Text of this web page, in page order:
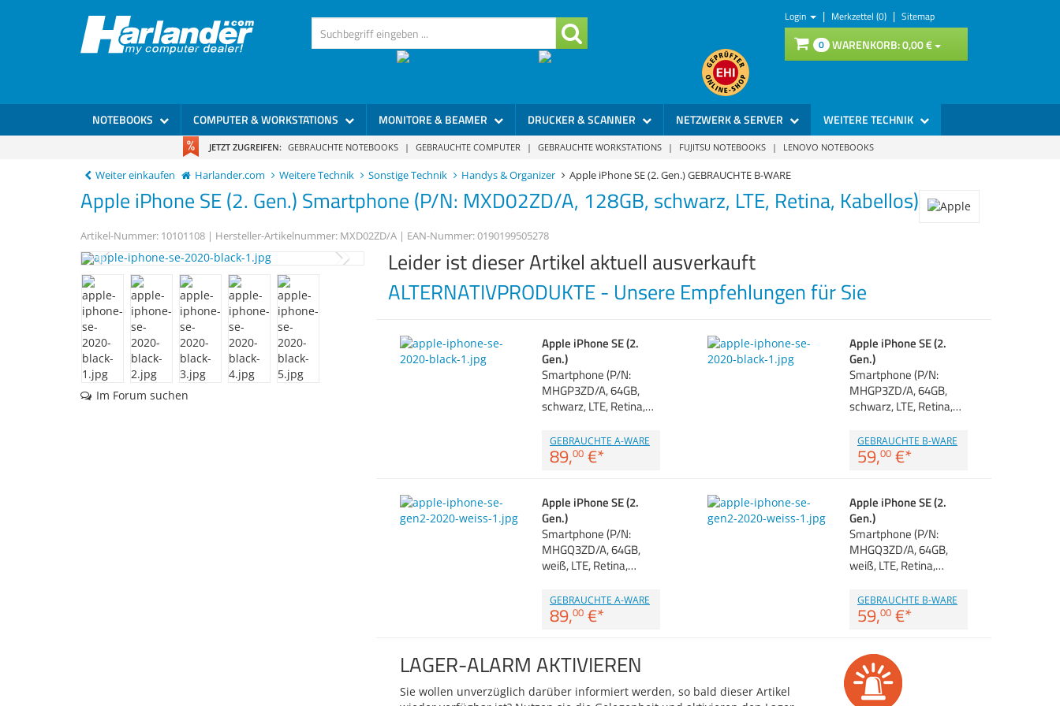
Login | Merkzettel (0) | Sitemap
0 WARENKORB:0,00€
NOTEBOOKS COMPUTER & WORKSTATIONS MONITORE & BEAMER DRUCKER & SCANNER NETZWERK & SERVER WEITERE TECHNIK
JETZT ZUGREIFEN: GEBRAUCHTE NOTEBOOKS | GEBRAUCHTE COMPUTER | GEBRAUCHTE WORKSTATIONS | FUJITSU NOTEBOOKS | LENOVO NOTEBOOKS
Weiter einkaufen Harlander.com Weitere Technik Sonstige Technik Handys & Organizer Apple iPhone SE (2. Gen.) GEBRAUCHTE B-WARE
Apple iPhone SE (2. Gen.) Smartphone (P/N: MXD02ZD/A, 128GB, schwarz, LTE, Retina, Kabellos)
Artikel-Nummer: 10101108 | Hersteller-Artikelnummer: MXD02ZD/A | EAN-Nummer:0190199505278
Im Forum suchen
Leider ist dieser Artikel aktuell ausverkauft
ALTERNATIVPRODUKTE - Unsere Empfehlungen für Sie
Apple iPhone SE (2.
Gen.)
Smartphone (P/N:
MHGP3ZD/A, 64GB,
schwarz, LTE, Retina,…
GEBRAUCHTE A-WARE
89,00 €*
Apple iPhone SE (2.
Gen.)
Smartphone (P/N:
MHGP3ZD/A, 64GB,
schwarz, LTE, Retina,…
GEBRAUCHTE B-WARE
59,00 €*
Apple iPhone SE (2.
Gen.)
Smartphone (P/N:
MHGQ3ZD/A, 64GB,
weiß, LTE, Retina,…
GEBRAUCHTE A-WARE
89,00 €*
Apple iPhone SE (2.
Gen.)
Smartphone (P/N:
MHGQ3ZD/A, 64GB,
weiß, LTE, Retina,…
GEBRAUCHTE B-WARE
59,00 €*
LAGER-ALARM AKTIVIEREN
Sie wollen unverzüglich darüber informiert werden, so bald dieser Artikel